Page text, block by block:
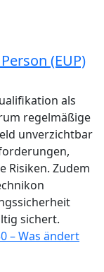
(EUP)
als
regelmäßige
unverzichtbar
Risiken. Zudem
sichert.